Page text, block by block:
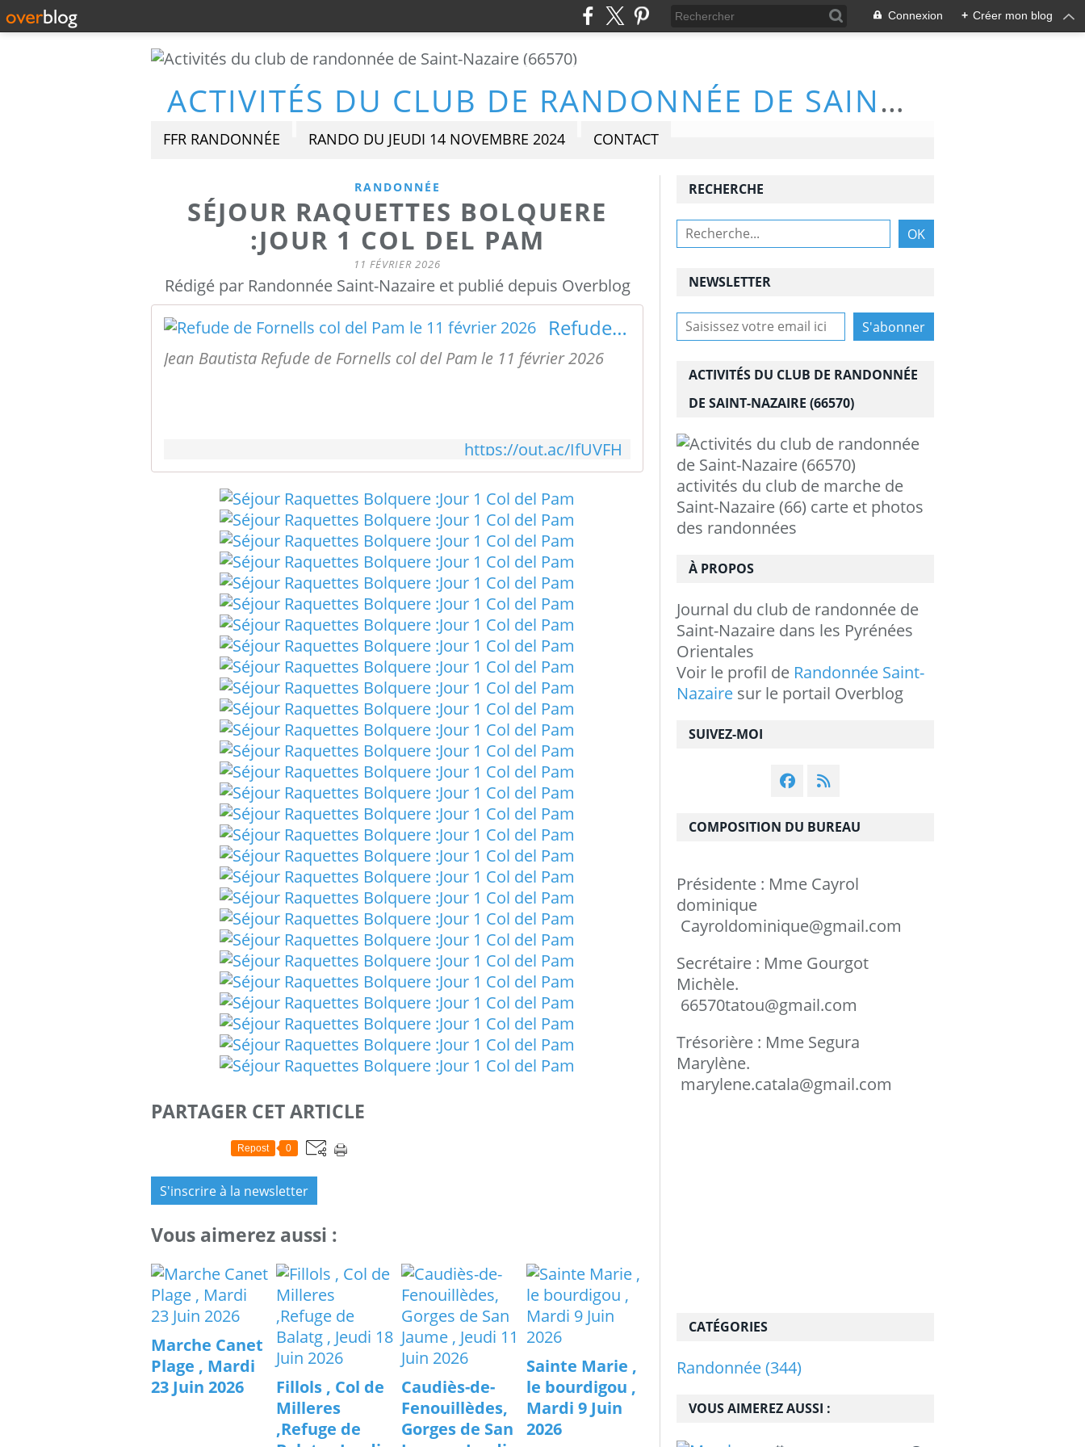
Connexion + Créer mon blog
ACTIVITÉS DU CLUB DE RANDONNÉE DE SAINT-NAZAIRE (66570)
FFR RANDONNÉE RANDO DU JEUDI 14 NOVEMBRE 2024 CONTACT
RANDONNÉE
SÉJOUR RAQUETTES BOLQUERE
:JOUR 1 COL DEL PAM
11 FÉVRIER 2026
Rédigé par Randonnée Saint-Nazaire et publié depuis Overblog
Refude de Fornells col del Pam le 11 février 2026
Jean Bautista Refude de Fornells col del Pam le 11 février 2026
https://out.ac/IfUVFH
PARTAGER CET ARTICLE
Repost 0
S'inscrire à la newsletter
Vous aimerez aussi :
Marche Canet
Plage , Mardi
23 Juin 2026
Fillols , Col de
Milleres
,Refuge de
Caudiès-de-
Fenouillèdes,
Gorges de San
Sainte Marie ,
le bourdigou ,
Mardi 9 Juin
2026
NEWSLETTER
SUIVEZ-MOI
RECHERCHE
ACTIVITÉS DU CLUB DE RANDONNÉE
DE SAINT-NAZAIRE (66570)
activités du club de marche de
Saint-Nazaire (66) carte et photos
des randonnées
À PROPOS
Journal du club de randonnée de
Saint-Nazaire dans les Pyrénées
Orientales
Voir le profil de Randonnée Saint-
Nazaire sur le portail Overblog
VOUS AIMEREZ AUSSI :
CATÉGORIES
Randonnée(344)
COMPOSITION DU BUREAU
Présidente : Mme Cayrol
dominique
Cayroldominique@gmail.com
Secrétaire : Mme Gourgot
Michèle.
66570tatou@gmail.com
Trésorière : Mme Segura
Marylène.
marylene.catala@gmail.com